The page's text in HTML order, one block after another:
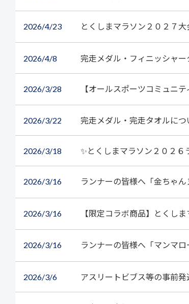
2026 4/23 とくしまマラソン２０２７
2026 4/8 完走メダル・フィニッシャ
2026 3/28 【オールスポーツコミュニ
2026 3/22 完走メダル・完走タオルに
2026 3/18 ✨とくしまマラソン２０２６
2026 3/16 ランナーの皆様へ「金ちゃ
2026 3/16 【限定コラボ商品】とくし
2026 3/16 ランナーの皆様へ「マンマロ
2026 3/6 アスリートビブス等の事前発